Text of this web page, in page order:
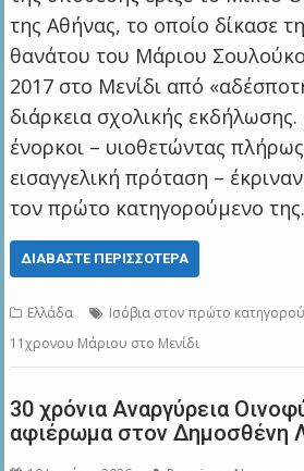
της Αθήνας, το οποίο δίκασε
θανάτου του Μάριου
2017 στο Μενίδι από
διάρκεια σχολικής εκδήλωσης.
ένορκοι – υιοθετώντας
εισαγγελική πρόταση –
τον πρώτο κατηγορούμενο
ΔΙΑΒΆΣΤΕ ΠΕΡΙΣΣΌΤΕΡΑ
Ελλάδα
Ισόβια στον πρώτο
11χρονου Μάριου στο Μενίδι
30 χρόνια Αναργύρεια
αφιέρωμα στον Δημοσθένη